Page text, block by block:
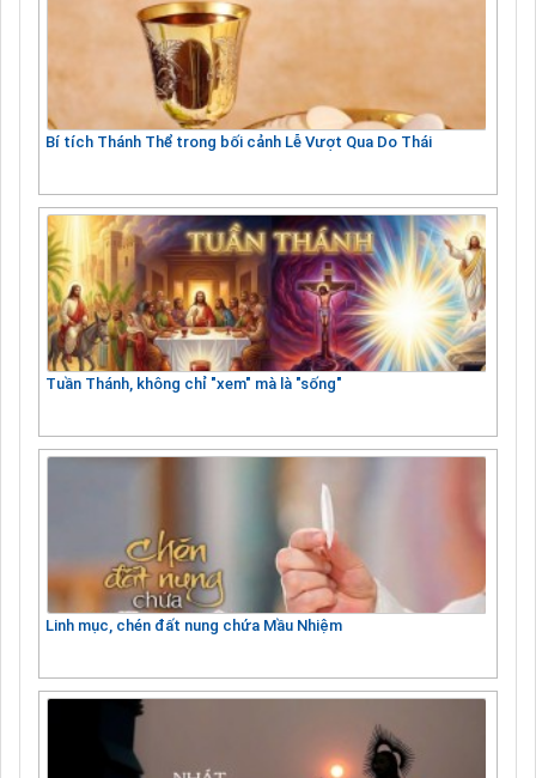
Bí tích Thánh Thể trong bối cảnh Lễ Vượt Qua Do Thái
Tuần Thánh, không chỉ "xem" mà là "sống"
Linh mục, chén đất nung chứa Mầu Nhiệm